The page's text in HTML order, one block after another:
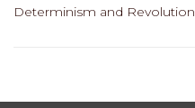
Determinism and Revolution